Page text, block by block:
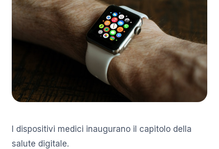
I dispositivi medici inaugurano il capitolo della
salute digitale.